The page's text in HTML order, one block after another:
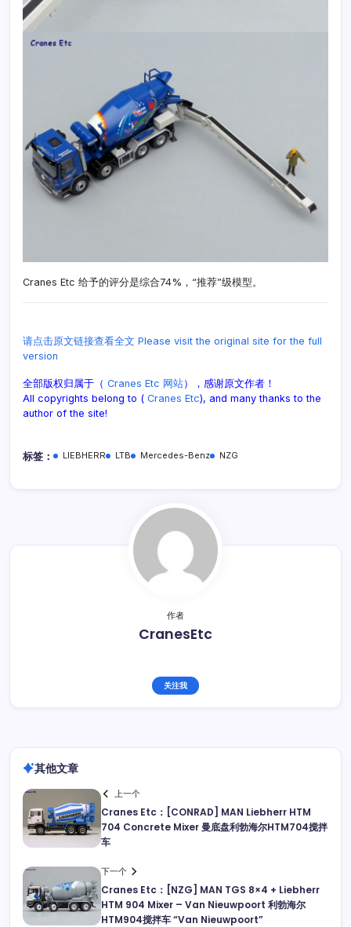
Cranes Etc 给予的评分是综合74%，“推荐”级模型。
请点击原文链接查看全文 Please visit the original site for the full
version
全部版权归属于（ Cranes Etc 网站），感谢原文作者！
All copyrights belong to ( Cranes Etc), and many thanks to the
author of the site!
标签： LIEBHERR LTB Mercedes-Benz NZG
作者
CranesEtc
关注我
其他文章
上一个
Cranes Etc：[CONRAD] MAN Liebherr HTM
704 Concrete Mixer 曼底盘利勃海尔HTM704搅拌
车
下一个
Cranes Etc：[NZG] MAN TGS 8×4 + Liebherr
HTM 904 Mixer – Van Nieuwpoort 利勃海尔
HTM904搅拌车 “Van Nieuwpoort”